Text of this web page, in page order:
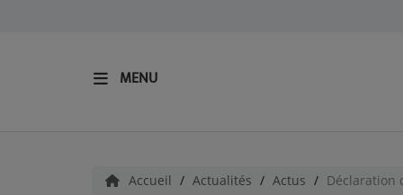
MENU
Accueil Actualités Actus Déclaration